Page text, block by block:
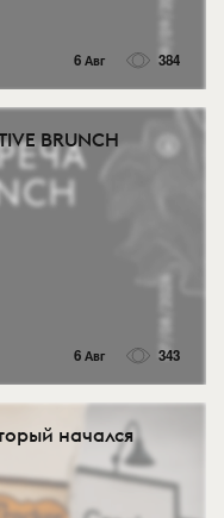
6 Авг 384
BRUNCH
6 Авг 343
начался